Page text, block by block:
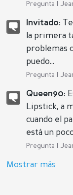
Pregunta |
Invitado:
la primera
problemas
puedo...
Pregunta |
Queen90:
Lipstick, a
cuando el
está un
Pregunta |
Mostrar más